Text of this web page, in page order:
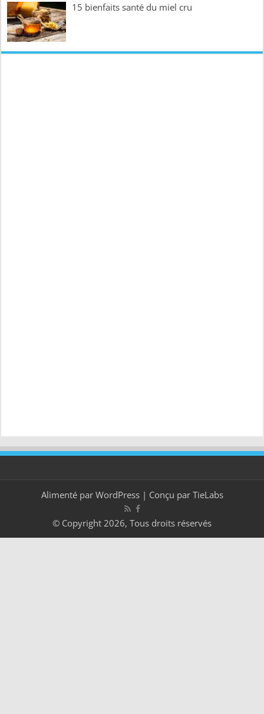
15 bienfaits santé du miel cru
Alimenté par WordPress| Conçu par TieLabs
© Copyright 2026, Tous droits réservés